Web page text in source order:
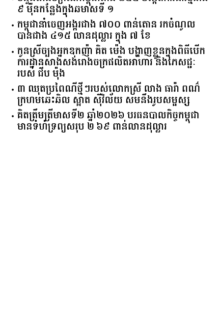
​៩​ ​ម៉ឺន​កន្លែង​ក្នុង​ឆមាស​ទី ​១​
កម្ពុជានាំចេញអង្ករជាង ៧០០ ពាន់តោន រកចំណូល
បានជាង ៤១៥ លានដុល្លារ ក្នុង ៧ ខែ
កូនស្រីច្បងអ្នកឧកញ៉ា គិត ម៉េង បង្ហាញខ្លួនក្នុងពិធីបើក
ការដ្ឋានសាងសង់រោងចក្រផលិតអាហារ និងភេសជ្ជៈ
របស់ ជីប ម៉ុង
៣ ឈុតប្រពៃណីថ្មីៗរបស់លោកស្រី លាង ធារ៉ា ពណ៌
ក្រហមឆេះឆិល ស្អាត ​ស៊ីវិល័យ សមនឹងរូបសម្ផស្ស
គិត​ត្រឹមត្រីមាស​ទី​២​ ​ឆ្នាំ​២០២៦​ បរធន​បាលកិច្ច​កម្ពុជា​ ​
មាន​ទំហំ​ទ្រព្យ​សរុប​ ​២.៦៩​ ​ពាន់លាន​ដុល្លារ​